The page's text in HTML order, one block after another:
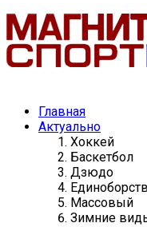
Главная
Актуально
Хоккей
Баскетбол
Дзюдо
Массовый
Зимние